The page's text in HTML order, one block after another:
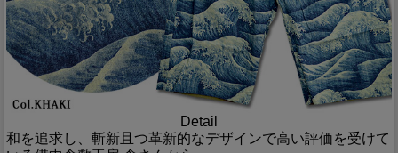
Detail
和を追求し、斬新且つ革新的なデザインで高い評価を受けて